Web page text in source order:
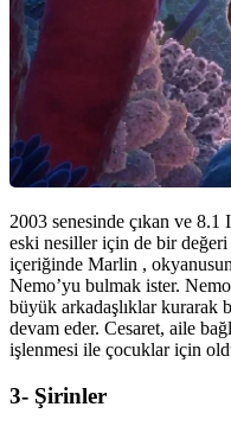
2003 senesinde çıkan ve
eski nesiller için de bir
içeriğinde Marlin ,
Nemo’yu bulmak ister.
büyük arkadaşlıklar kurarak
devam eder. Cesaret, aile
işlenmesi ile çocuklar için
3- Şirinler